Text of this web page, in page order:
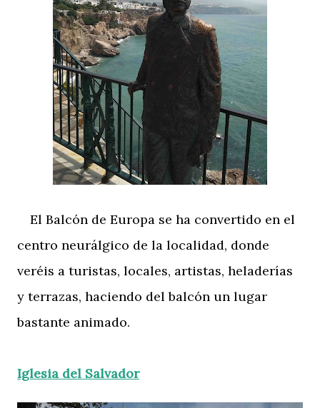
El Balcón de Europa se ha convertido en el
centro neurálgico de la localidad, donde
veréis a turistas, locales, artistas, heladerías
y terrazas, haciendo del balcón un lugar
bastante animado.
Iglesia del Salvador